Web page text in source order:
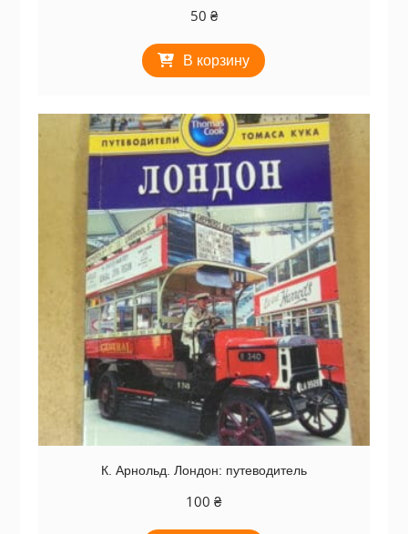
50 ₴
В корзину
К. Арнольд. Лондон: путеводитель
100₴